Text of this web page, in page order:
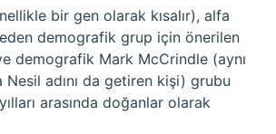
bir gen olarak kısalır), alfa
demografik grup için önerilen
demografik Mark McCrindle (aynı
Nesil adını da getiren kişi) grubu
arasında doğanlar olarak